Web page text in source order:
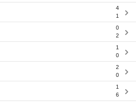
4
1
0
2
1
0
2
0
1
6